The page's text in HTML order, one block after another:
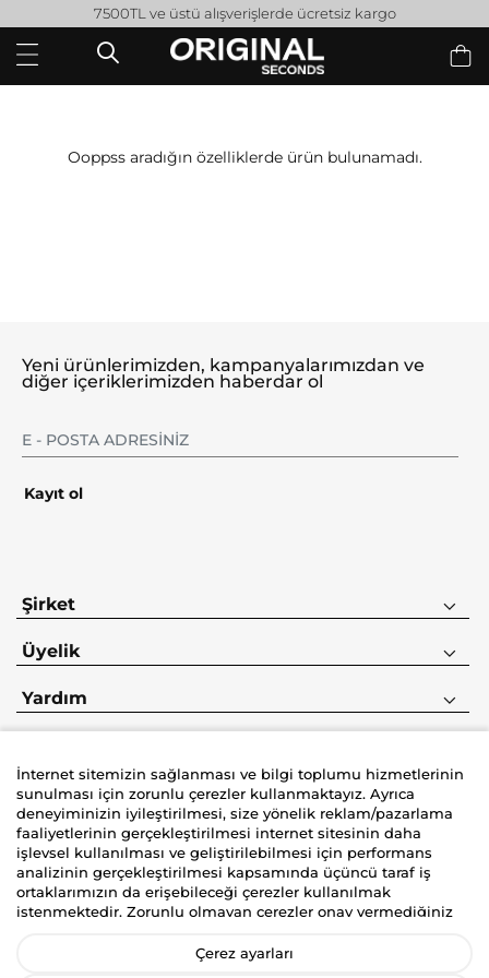
7500TL ve üstü alışverişlerde ücretsiz kargo
Ooppss aradığın özelliklerde ürün bulunamadı.
Şirket
Üyelik
Yardım
Yeni ürünlerimizden, kampanyalarımızdan ve
diğer içeriklerimizden haberdar ol
Kayıt ol
İyzico korumalı güvenli alışveriş deneyimi
İnternet sitemizin sağlanması ve bilgi toplumu hizmetlerinin
sunulması için zorunlu çerezler kullanmaktayız. Ayrıca
deneyiminizin iyileştirilmesi, size yönelik reklam/pazarlama
faaliyetlerinin gerçekleştirilmesi internet sitesinin daha
işlevsel kullanılması ve geliştirilebilmesi için performans
analizinin gerçekleştirilmesi kapsamında üçüncü taraf iş
ortaklarımızın da erişebileceği çerezler kullanılmak
istenmektedir. Zorunlu olmayan çerezler onay vermediğiniz
yönelik reklam/pazarlama faaliyetlerinin gerçekleştirilmesi,
Çerez ayarları